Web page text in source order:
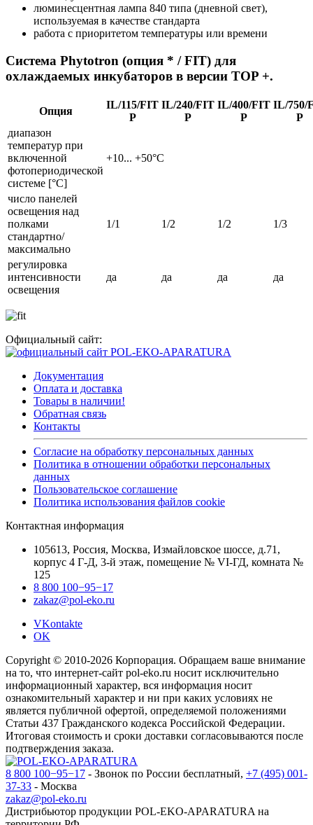
люминесцентная лампа 840 типа (дневной свет),
используемая в качестве стандарта
работа с приоритетом температуры или времени
Система Phytotron (опция * / FIT) для
охлаждаемых инкубаторов в версии TOP +.
Опция
IL/115/FIT
P
IL/240/FIT
P
IL/400/FIT
P
IL/750/
P
диапазон
температур при
включенной
фотопериодической
системе [°С]
+10... +50°С
число панелей
освещения над
полками
стандартно/
максимально
1/1 1/2 1/2 1/3
регулировка
интенсивности
освещения
да да да да
Официальный сайт:
Документация
Оплата и доставка
Товары в наличии!
Обратная связь
Контакты
Согласие на обработку персональных данных
Политика в отношении обработки персональных
данных
Пользовательское соглашение
Политика использования файлов cookie
Контактная информация
105613, Россия, Москва, Измайловское шоссе, д.71,
корпус 4 Г-Д, 3-й этаж, помещение № VI-ГД, комната №
125
8 800 100−95−17
zakaz@pol-eko.ru
VKontakte
OK
Copyright © 2010-2026 Корпорация. Обращаем ваше внимание
на то, что интернет-сайт pol-eko.ru носит исключительно
информационный характер, вся информация носит
ознакомительный характер и ни при каких условиях не
является публичной офертой, определяемой положениями
Статьи 437 Гражданского кодекса Российской Федерации.
Итоговая стоимость и сроки доставки согласовываются после
подтверждения заказа.
8 800 100−95−17 - Звонок по России бесплатный, +7 (495) 001-
37-33 - Москва
zakaz@pol-eko.ru
Дистрибьютор продукции POL-EKO-APARATURA на